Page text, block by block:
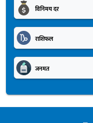
विनिमय दर
राशिफल
जनमत